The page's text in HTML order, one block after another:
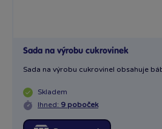
Sada na výrobu cukrovinek
Sada na výrobu cukrovinel obsahuje
Skladem
Ihned: 9 poboček